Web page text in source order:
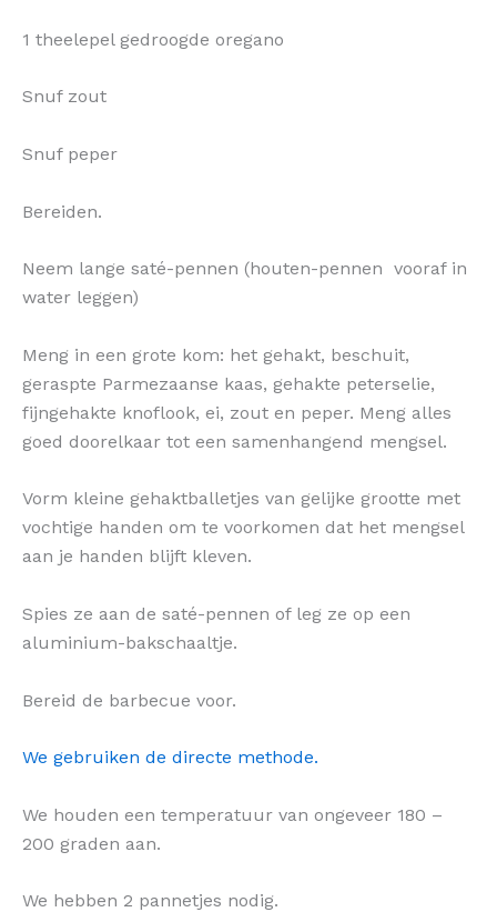
1 theelepel gedroogde oregano
Snuf zout
Snuf peper
Bereiden.
Neem lange saté-pennen (houten-pennen vooraf in
water leggen)
Meng in een grote kom: het gehakt, beschuit,
geraspte Parmezaanse kaas, gehakte peterselie,
fijngehakte knoflook, ei, zout en peper. Meng alles
goed doorelkaar tot een samenhangend mengsel.
Vorm kleine gehaktballetjes van gelijke grootte met
vochtige handen om te voorkomen dat het mengsel
aan je handen blijft kleven.
Spies ze aan de saté-pennen of leg ze op een
aluminium-bakschaaltje.
Bereid de barbecue voor.
We gebruiken de directe methode.
We houden een temperatuur van ongeveer 180 –
200 graden aan.
We hebben 2 pannetjes nodig.